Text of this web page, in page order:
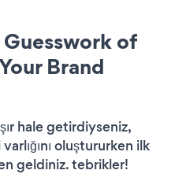
of
Brand
hale getirdiyseniz,
oluştururken ilk
geldiniz. tebrikler!